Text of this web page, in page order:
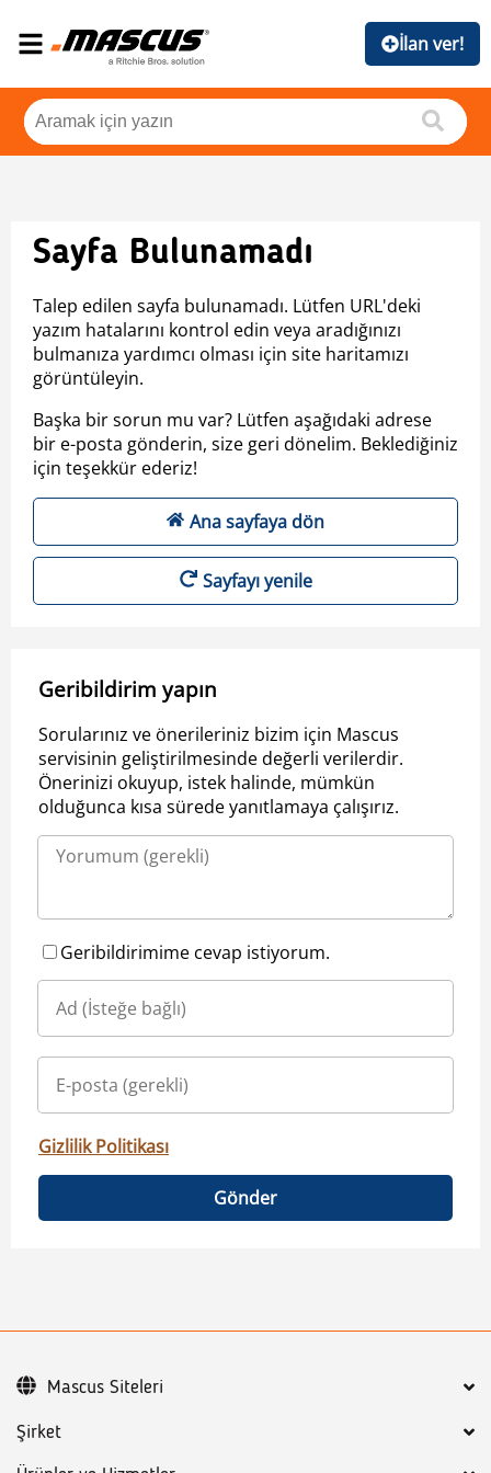
İlan ver!
Sayfa Bulunamadı
Talep edilen sayfa bulunamadı. Lütfen URL'deki
yazım hatalarını kontrol edin veya aradığınızı
bulmanıza yardımcı olması için site haritamızı
görüntüleyin.
Başka bir sorun mu var? Lütfen aşağıdaki adrese
bir e-posta gönderin, size geri dönelim. Beklediğiniz
için teşekkür ederiz!
Ana sayfaya dön
Sayfayı yenile
Geribildirim yapın
Sorularınız ve önerileriniz bizim için Mascus
servisinin geliştirilmesinde değerli verilerdir.
Önerinizi okuyup, istek halinde, mümkün
olduğunca kısa sürede yanıtlamaya çalışırız.
Geribildirimime cevap istiyorum.
Gizlilik Politikası
Gönder
Şirket
Mascus Siteleri